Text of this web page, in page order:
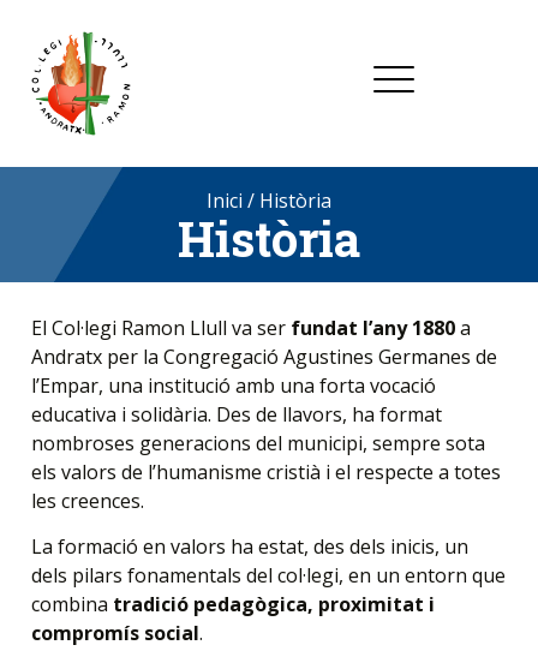
Inici / Història
Història
El Col·legi Ramon Llull va ser fundat l’any 1880a
Andratx per la Congregació Agustines Germanes de
l’Empar, una institució amb una forta vocació
educativa i solidària. Des de llavors, ha format
nombroses generacions del municipi, sempre sota
els valors de l’humanisme cristià i el respecte a totes
les creences.
La formació en valors ha estat, des dels inicis, un
dels pilars fonamentals del col·legi, en un entorn que
combina tradició pedagògica, proximitat i
compromís social.